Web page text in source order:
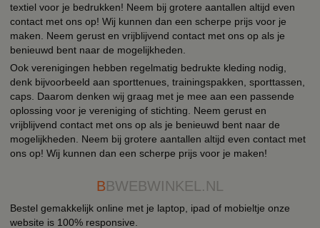
textiel voor je bedrukken! Neem bij grotere aantallen altijd even
contact met ons op! Wij kunnen dan een scherpe prijs voor je
maken. Neem gerust en vrijblijvend contact met ons op als je
benieuwd bent naar de mogelijkheden.
Ook verenigingen hebben regelmatig bedrukte kleding nodig,
denk bijvoorbeeld aan sporttenues, trainingspakken, sporttassen,
caps. Daarom denken wij graag met je mee aan een passende
oplossing voor je vereniging of stichting. Neem gerust en
vrijblijvend contact met ons op als je benieuwd bent naar de
mogelijkheden. Neem bij grotere aantallen altijd even contact met
ons op! Wij kunnen dan een scherpe prijs voor je maken!
BBWEBWINKEL.NL
Bestel gemakkelijk online met je laptop, ipad of mobieltje onze
website is 100% responsive.